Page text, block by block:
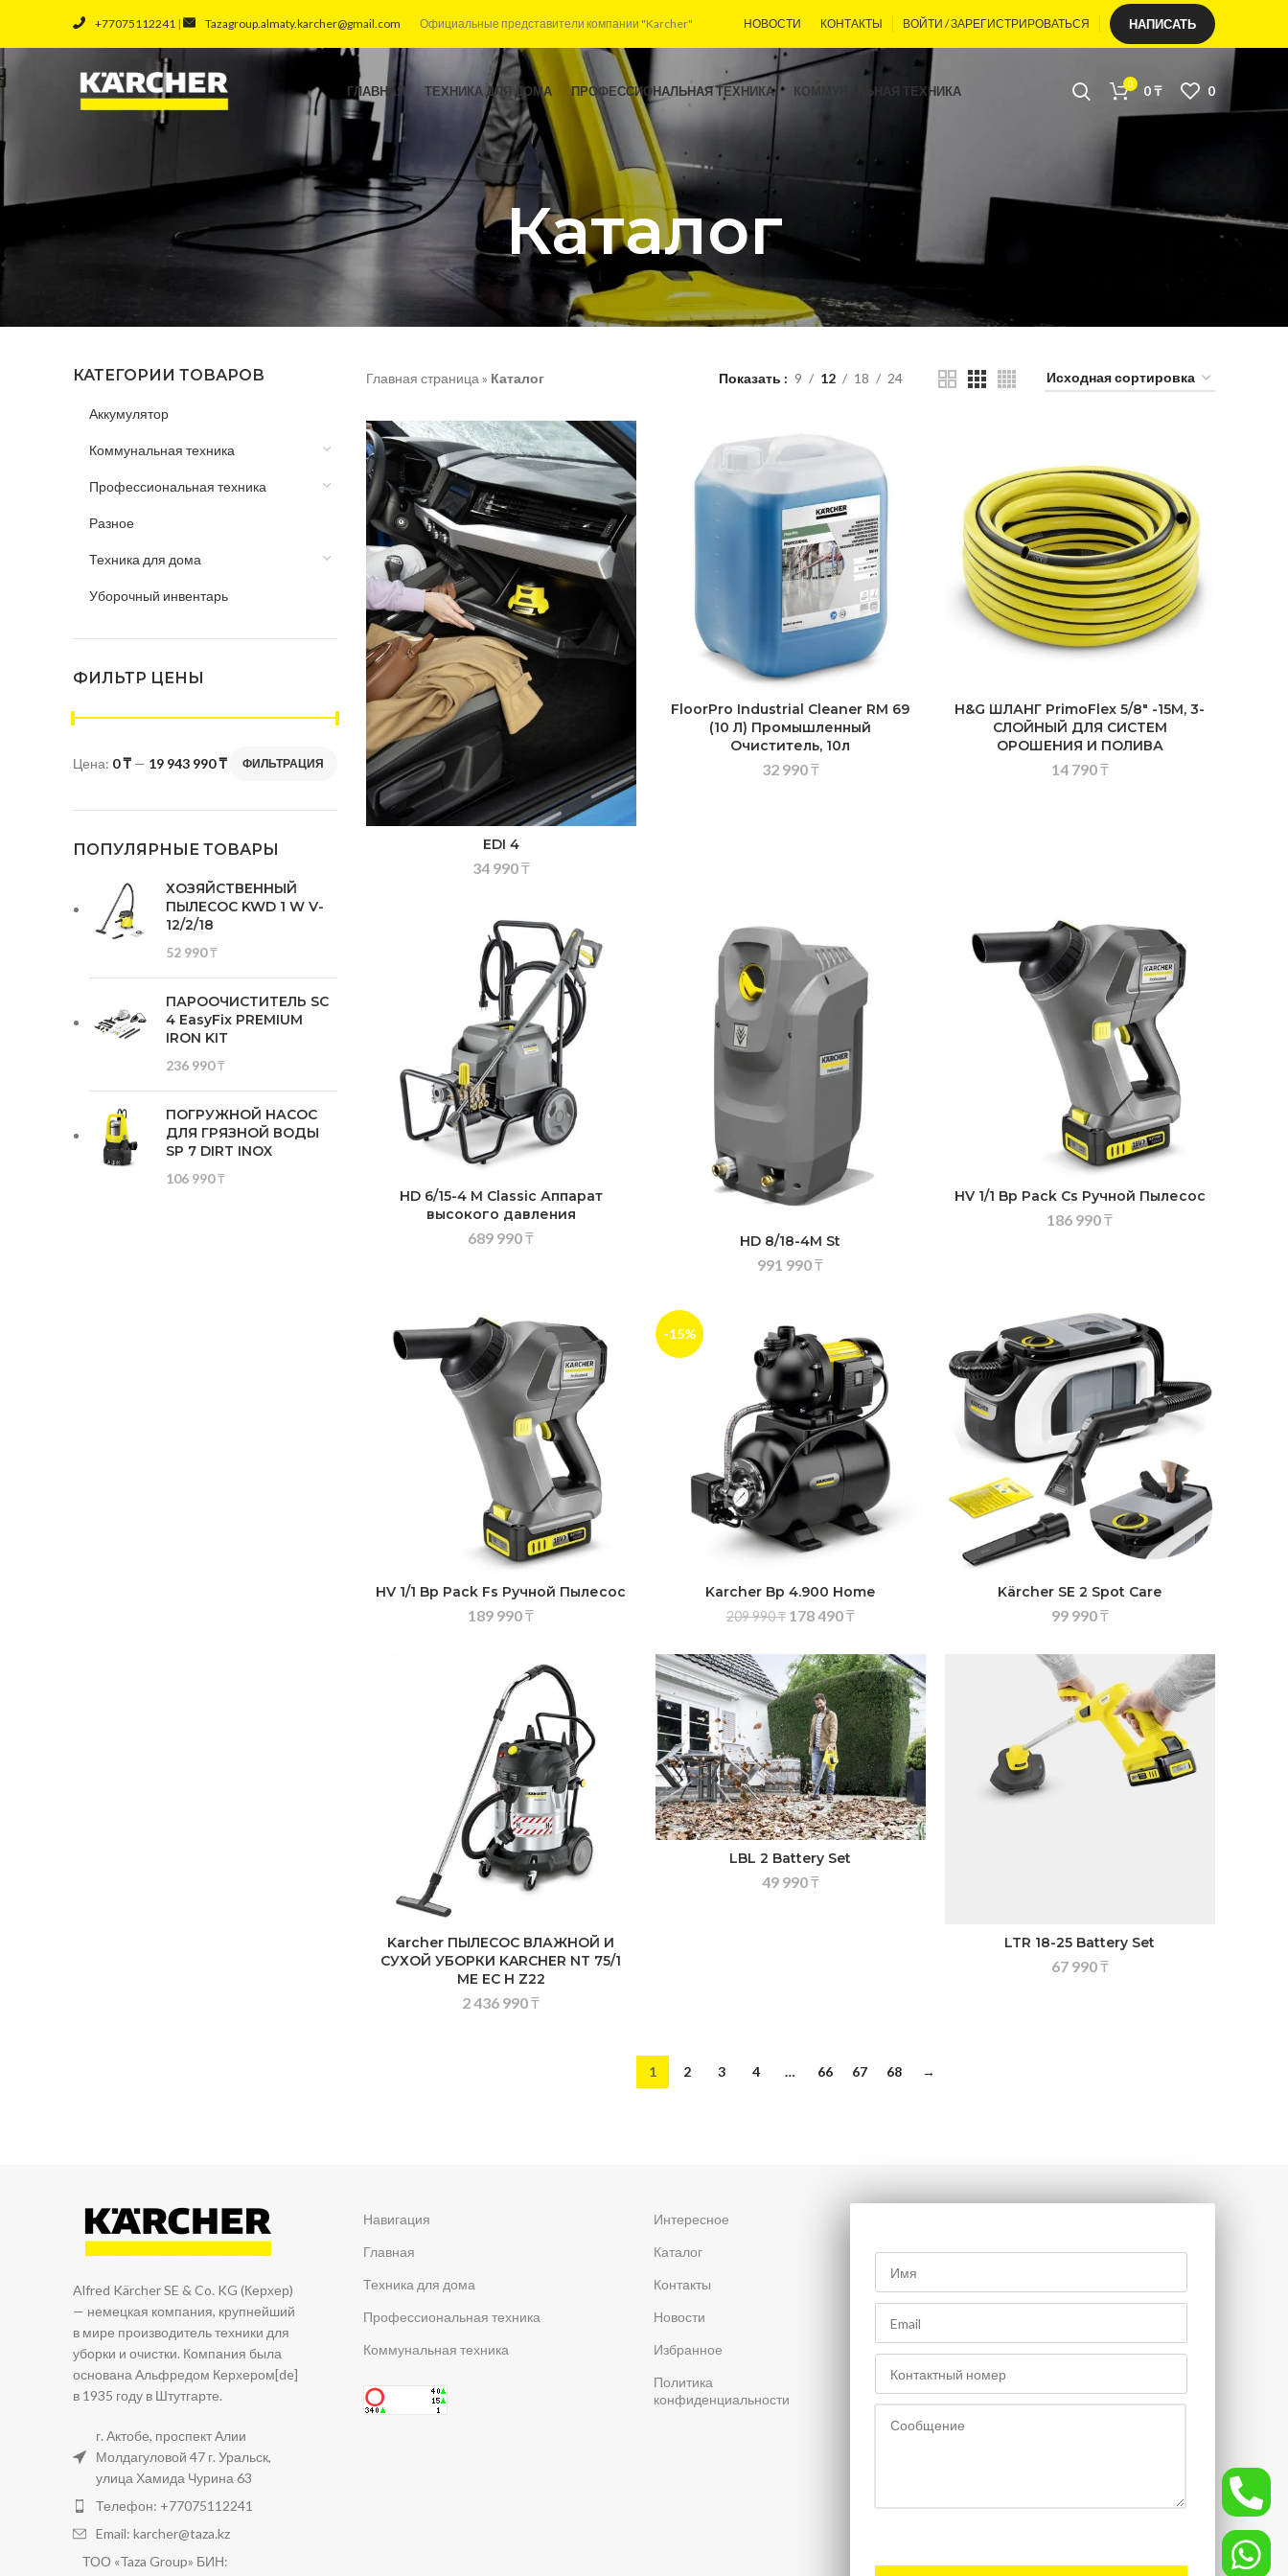
+77075112241 | Tazagroup.almaty.karcher@gmail.com Официальные представители компании "Karcher" НОВОСТИ КОНТАКТЫ ВОЙТИ / ЗАРЕГИСТРИРОВАТЬСЯ НАПИСАТЬ
ГЛАВНАЯ ТЕХНИКА ДЛЯ ДОМА ПРОФЕССИОНАЛЬНАЯ ТЕХНИКА КОММУНАЛЬНАЯ ТЕХНИКА 0 0₸ 0
Каталог
КАТЕГОРИИ ТОВАРОВ
Аккумулятор
Коммунальная техника
Профессиональная техника
Разное
Техника для дома
Уборочный инвентарь
ФИЛЬТР ЦЕНЫ
ФИЛЬТРАЦИЯ
Цена: 0 ₸ — 19 943 990 ₸
ПОПУЛЯРНЫЕ ТОВАРЫ
ХОЗЯЙСТВЕННЫЙ
ПЫЛЕСОС KWD 1 W V-
12/2/18
52 990₸
ПАРООЧИСТИТЕЛЬ SC
4 EasyFix PREMIUM
IRON KIT
236 990₸
ПОГРУЖНОЙ НАСОС
ДЛЯ ГРЯЗНОЙ ВОДЫ
SP 7 DIRT INOX
106 990₸
Главная страница » Каталог Показать 9 12 18 24
EDI 4
34 990₸
FloorPro Industrial Cleaner RM 69
(10 Л) Промышленный
Очиститель, 10л
32 990₸
H&G ШЛАНГ PrimoFlex 5/8″ -15М, 3-
СЛОЙНЫЙ ДЛЯ СИСТЕМ
ОРОШЕНИЯ И ПОЛИВА
14 790₸
HD 6/15-4 M Classic Аппарат
высокого давления
689 990₸ HD 8/18-4M St
991 990₸
HV 1/1 Bp Pack Cs Ручной Пылесос
186 990₸
HV 1/1 Bp Pack Fs Ручной Пылесос
189 990₸
-15%
Karcher Bp 4.900 Home
209 990₸ 178 490₸
Kärcher SE 2 Spot Care
99 990₸
Karcher ПЫЛЕСОС ВЛАЖНОЙ И
СУХОЙ УБОРКИ KARCHER NT 75/1
ME EC H Z22
2 436 990₸
LBL 2 Battery Set
49 990₸
LTR 18-25 Battery Set
67 990₸
1 2 3 4 … 66 67 68 →
Alfred Kärcher SE & Co. KG (Керхер)
— немецкая компания, крупнейший
в мире производитель техники для
уборки и очистки. Компания была
основана Альфредом Керхером[de]
в 1935 году в Штутгарте.
г. Актобе, проспект Алии
Молдагуловой 47 г. Уральск,
улица Хамида Чурина 63
Телефон: +77075112241
Email: karcher@taza.kz
ТОО «Taza Group» БИН:
Навигация
Главная
Техника для дома
Профессиональная техника
Коммунальная техника
Интересное
Каталог
Контакты
Новости
Избранное
Политика
конфиденциальности